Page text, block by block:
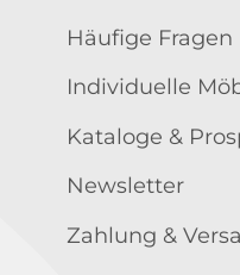
Häufige Fragen
Individuelle
Kataloge &
Newsletter
Zahlung &